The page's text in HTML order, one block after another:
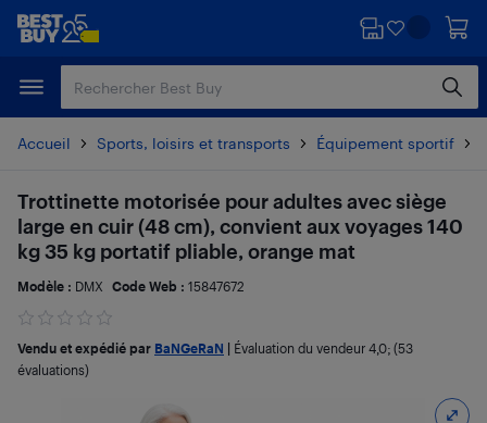
Passer
principal
Passer
Accueil Sports, loisirs et transports Équipement sportif
Trottinette motorisée pour adultes avec siège
large en cuir (48 cm), convient aux voyages 140
kg 35 kg portatif pliable, orange mat
Modèle : DMX Code Web : 15847672
Vendu et expédié par BaNGeRaN Évaluation du vendeur 4,0; (53
évaluations)